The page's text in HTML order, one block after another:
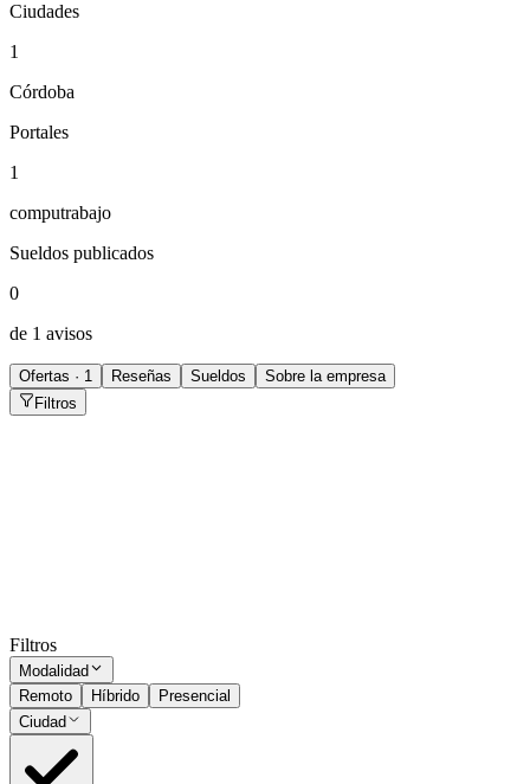
Ciudades
1
Córdoba
Portales
1
computrabajo
Sueldos publicados
0
de 1 avisos
Ofertas · 1 Reseñas Sueldos
Sobre la empresa
Filtros
Filtros
Modalidad
Remoto
Híbrido
Presencial
Ciudad